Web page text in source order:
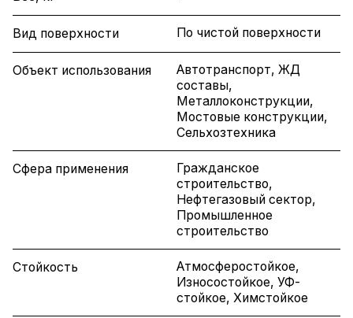
Вид поверхности По чистой поверхности
Объект использования
Автотранспорт, ЖД
составы,
Металлоконструкции,
Мостовые конструкции,
Сельхозтехника
Сфера применения
Гражданское
строительство,
Нефтегазовый сектор,
Промышленное
строительство
Стойкость
Атмосферостойкое,
Износостойкое, УФ-
стойкое, Химстойкое